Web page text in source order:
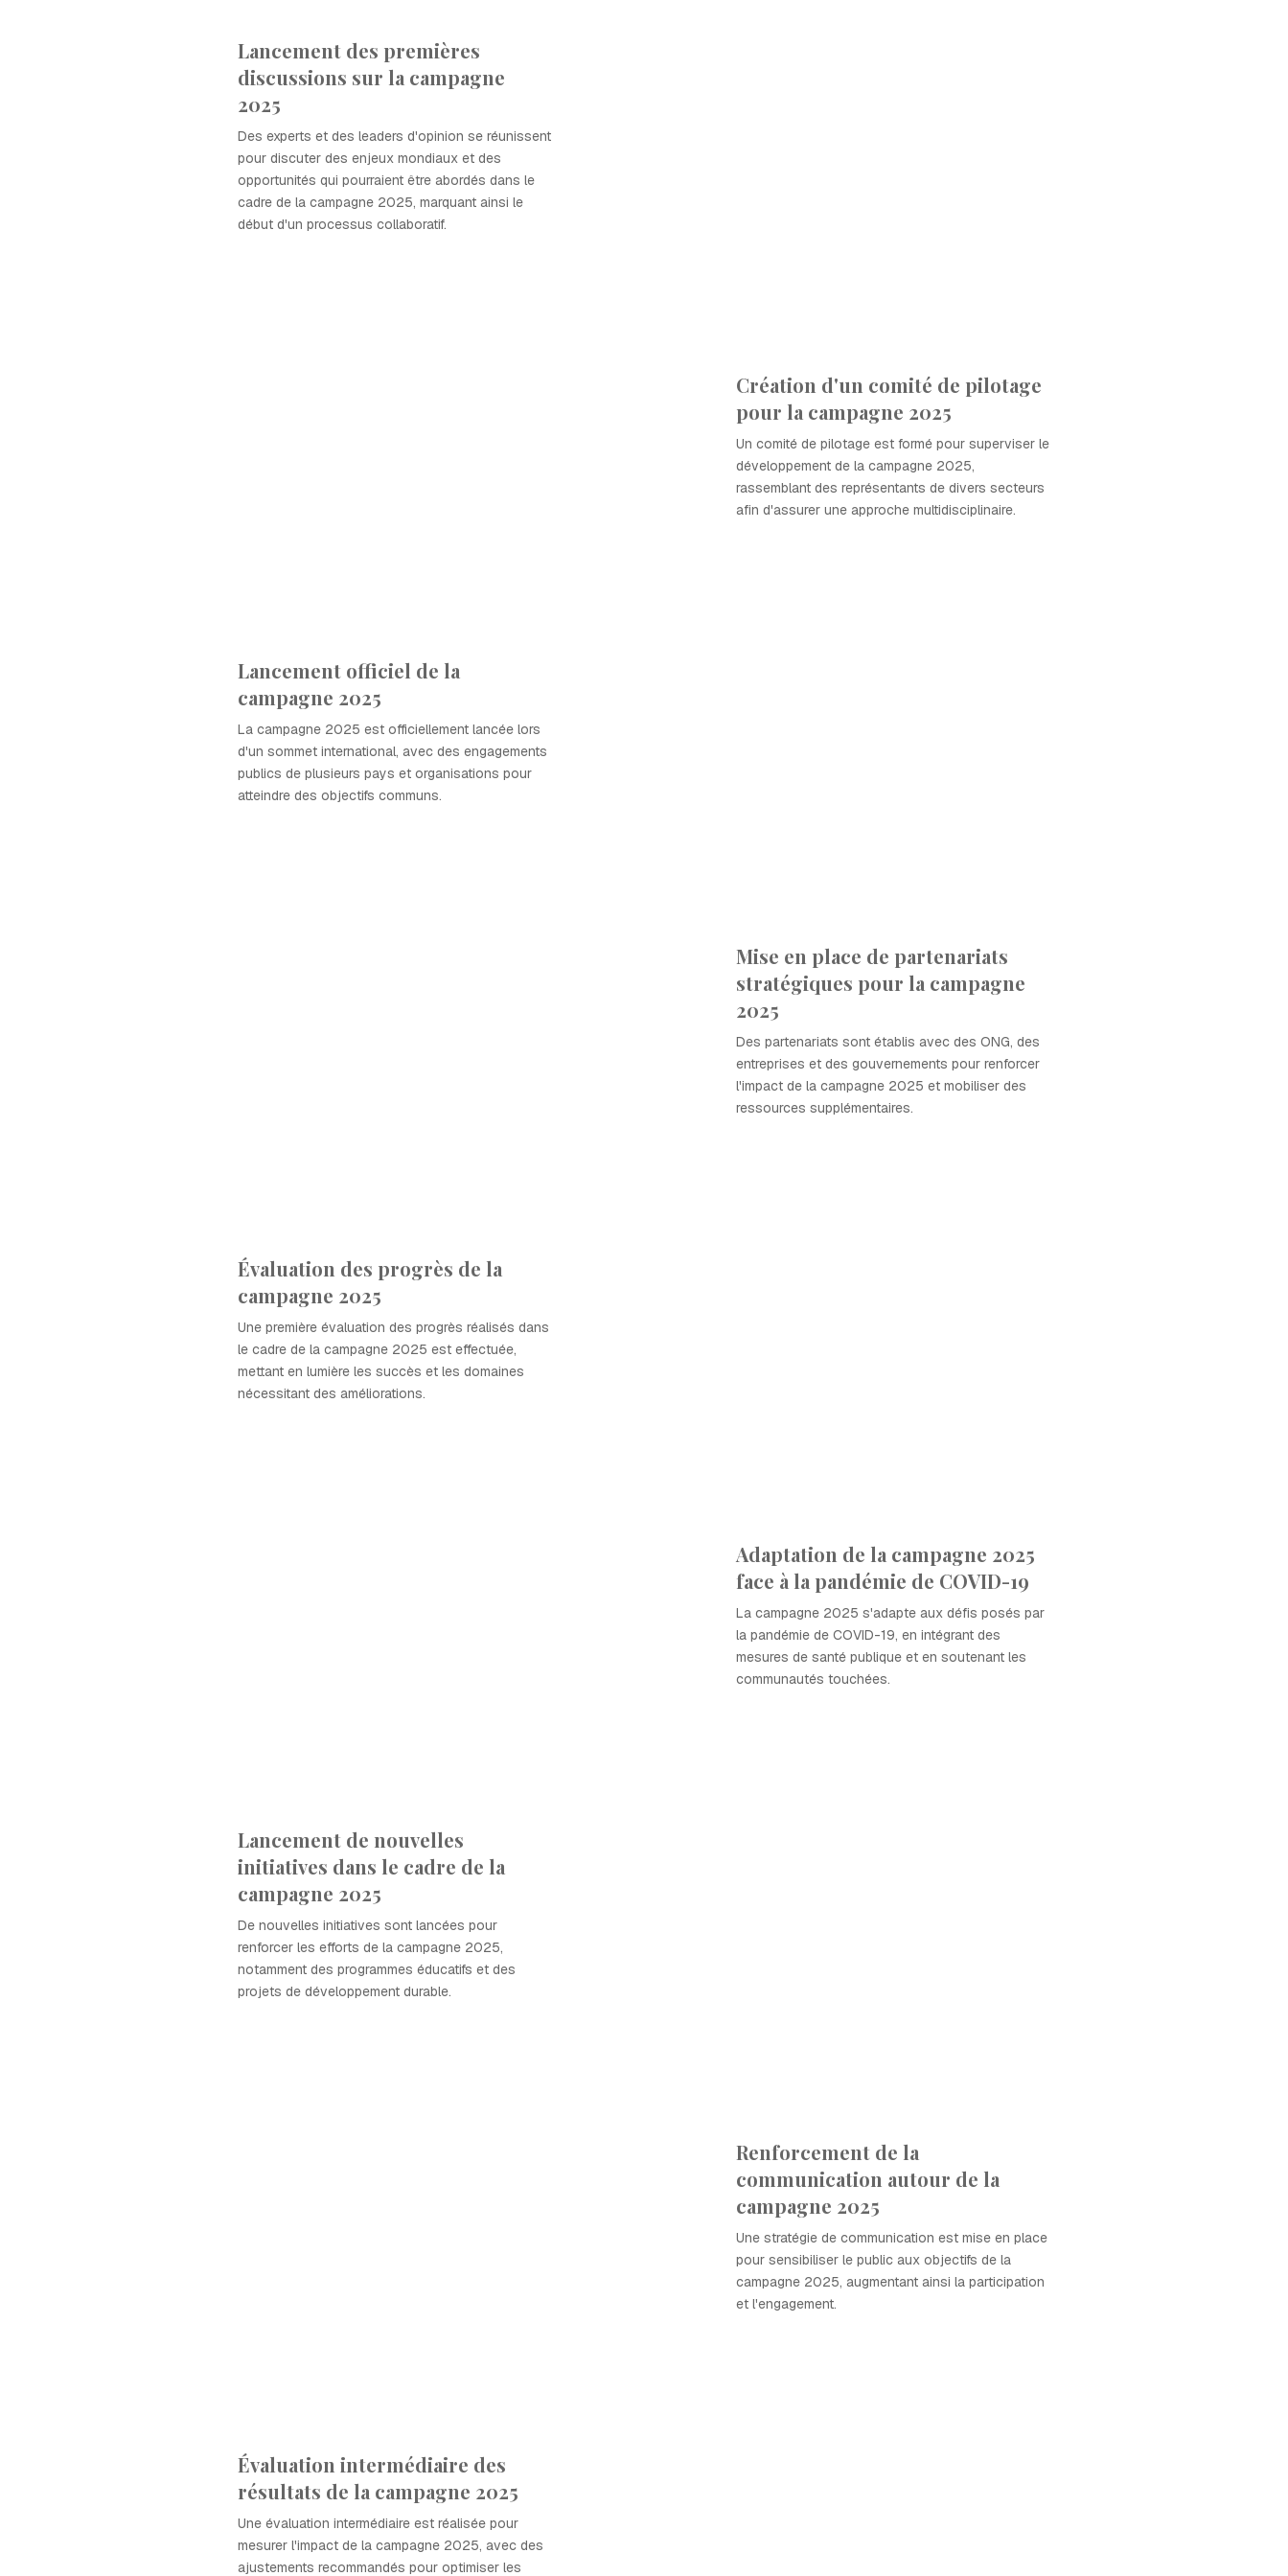
Lancement des premières
discussions sur la campagne
2025
Des experts et des leaders d'opinion se réunissent
pour discuter des enjeux mondiaux et des
opportunités qui pourraient être abordés dans le
cadre de la campagne 2025, marquant ainsi le
début d'un processus collaboratif.
Création d'un comité de pilotage
pour la campagne 2025
Un comité de pilotage est formé pour superviser le
développement de la campagne 2025,
rassemblant des représentants de divers secteurs
afin d'assurer une approche multidisciplinaire.
Lancement officiel de la
campagne 2025
La campagne 2025 est officiellement lancée lors
d'un sommet international, avec des engagements
publics de plusieurs pays et organisations pour
atteindre des objectifs communs.
Mise en place de partenariats
stratégiques pour la campagne
2025
Des partenariats sont établis avec des ONG, des
entreprises et des gouvernements pour renforcer
l'impact de la campagne 2025 et mobiliser des
ressources supplémentaires.
Évaluation des progrès de la
campagne 2025
Une première évaluation des progrès réalisés dans
le cadre de la campagne 2025 est effectuée,
mettant en lumière les succès et les domaines
nécessitant des améliorations.
Adaptation de la campagne 2025
face à la pandémie de COVID-19
La campagne 2025 s'adapte aux défis posés par
la pandémie de COVID-19, en intégrant des
mesures de santé publique et en soutenant les
communautés touchées.
Lancement de nouvelles
initiatives dans le cadre de la
campagne 2025
De nouvelles initiatives sont lancées pour
renforcer les efforts de la campagne 2025,
notamment des programmes éducatifs et des
projets de développement durable.
Renforcement de la
communication autour de la
campagne 2025
Une stratégie de communication est mise en place
pour sensibiliser le public aux objectifs de la
campagne 2025, augmentant ainsi la participation
et l'engagement.
Évaluation intermédiaire des
résultats de la campagne 2025
Une évaluation intermédiaire est réalisée pour
mesurer l'impact de la campagne 2025, avec des
ajustements recommandés pour optimiser les